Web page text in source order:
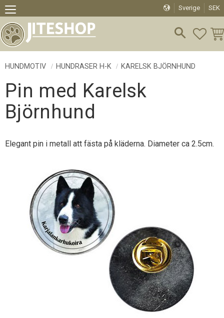
Meny
Sverige SEK
HUNDMOTIV HUNDRASER H-K KARELSK BJÖRNHUND
Pin med Karelsk
Björnhund
Elegant pin i metall att fästa på kläderna. Diameter ca 2.5cm.